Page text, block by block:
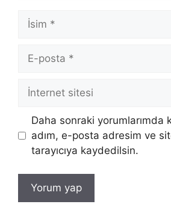
İsim
posta
İnternet
Daha sonraki yorumlarımda
adım, e-posta adresim ve
tarayıcıya kaydedilsin.